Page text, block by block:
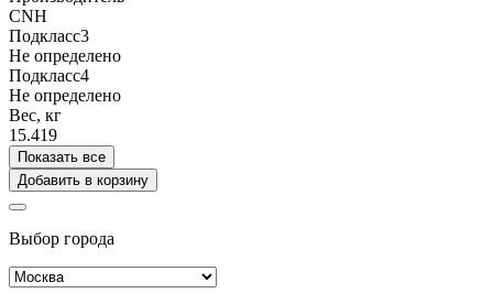
CNH
Подкласс3
Не определено
Подкласс4
Не определено
Вес, кг
15.419
Показать все
Добавить в корзину
Выбор города